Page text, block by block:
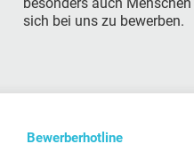
sich bei uns zu bewerben.
Bewerberhotline